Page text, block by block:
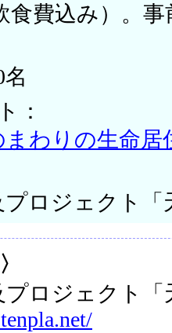
食費込み）。
：
まわりの生命居
プロジェクト「
プロジェクト「